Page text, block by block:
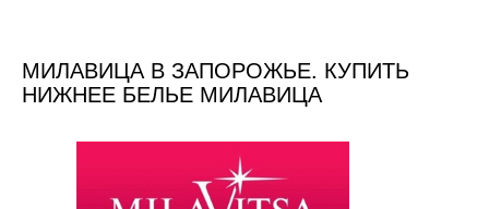
МИЛАВИЦА В ЗАПОРОЖЬЕ. КУПИТЬ
НИЖНЕЕ БЕЛЬЕ МИЛАВИЦА